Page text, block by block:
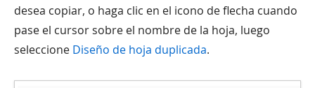
desea copiar, o haga clic en el icono de flecha cuando
pase el cursor sobre el nombre de la hoja, luego
seleccione Diseño de hoja duplicada.